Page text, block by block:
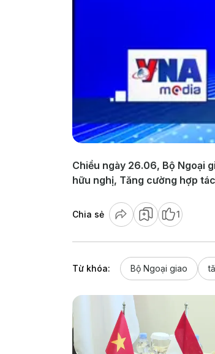
Chiều ngày 26.06, Bộ Ngoại
hữu nghị, Tăng cường hợp
Chia sẻ 1
Từ khóa: Bộ Ngoại giao